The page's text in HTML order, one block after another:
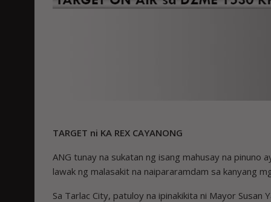
TARGET ni KA REX CAYANONG
ANG tunay na sukatan ng isang mahusay na pinuno
lawak ng malasakit na naipararamdam sa kanyang
Sa Tarlac City, patuloy na ipinakikita ni Mayor Susan